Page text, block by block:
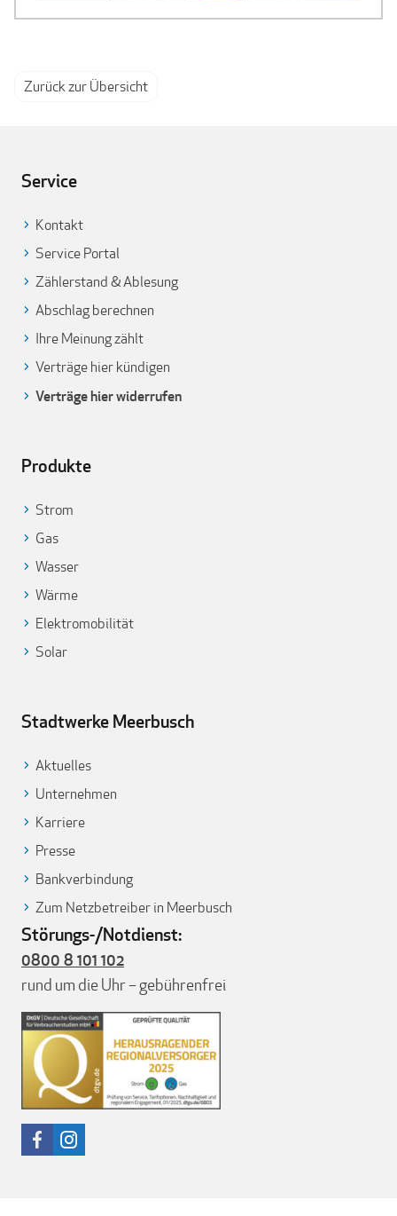
Zurück zur Übersicht
Service
Kontakt
Service Portal
Zählerstand & Ablesung
Abschlag berechnen
Ihre Meinung zählt
Verträge hier kündigen
Verträge hier widerrufen
Produkte
Strom
Gas
Wasser
Wärme
Elektromobilität
Solar
Stadtwerke Meerbusch
Aktuelles
Unternehmen
Karriere
Presse
Bankverbindung
Zum Netzbetreiber in Meerbusch
Störungs-/Notdienst:
0800 8 101 102
rund um die Uhr – gebührenfrei